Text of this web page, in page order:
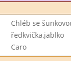
Chléb se
ředkvička,jablko
Caro